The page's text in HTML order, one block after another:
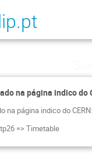
na página indico
na página indico do CERN:
=> Timetable